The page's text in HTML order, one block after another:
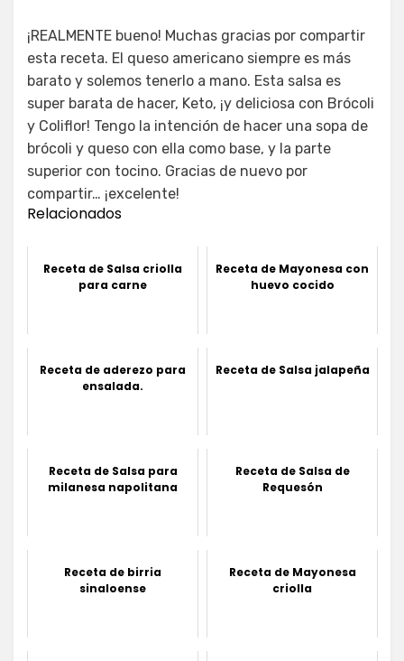
¡REALMENTE bueno! Muchas gracias por compartir
esta receta. El queso americano siempre es más
barato y solemos tenerlo a mano. Esta salsa es
super barata de hacer, Keto, ¡y deliciosa con Brócoli
y Coliflor! Tengo la intención de hacer una sopa de
brócoli y queso con ella como base, y la parte
superior con tocino. Gracias de nuevo por
compartir… ¡excelente!
Relacionados
Receta de Salsa criolla
para carne
Receta de Mayonesa con
huevo cocido
Receta de aderezo para
ensalada.
Receta de Salsa jalapeña
Receta de Salsa para
milanesa napolitana
Receta de Salsa de
Requesón
Receta de birria
sinaloense
Receta de Mayonesa
criolla